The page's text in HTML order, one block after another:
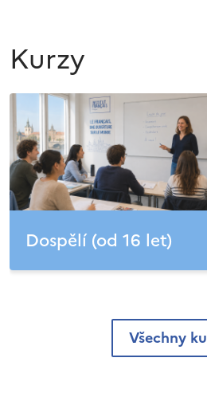
Kurzy
Dospělí (od 16 let)
Všechny